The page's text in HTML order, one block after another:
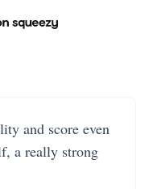
and score even
a really strong